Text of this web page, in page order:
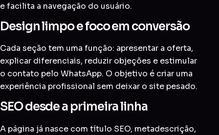
e facilita a navegação do usuário.
Design limpo e foco em conversão
Cada seção tem uma função: apresentar a oferta,
explicar diferenciais, reduzir objeções e estimular
o contato pelo WhatsApp. O objetivo é criar uma
experiência profissional sem deixar o site pesado.
SEO desde a primeira linha
A página já nasce com título SEO, metadescrição,